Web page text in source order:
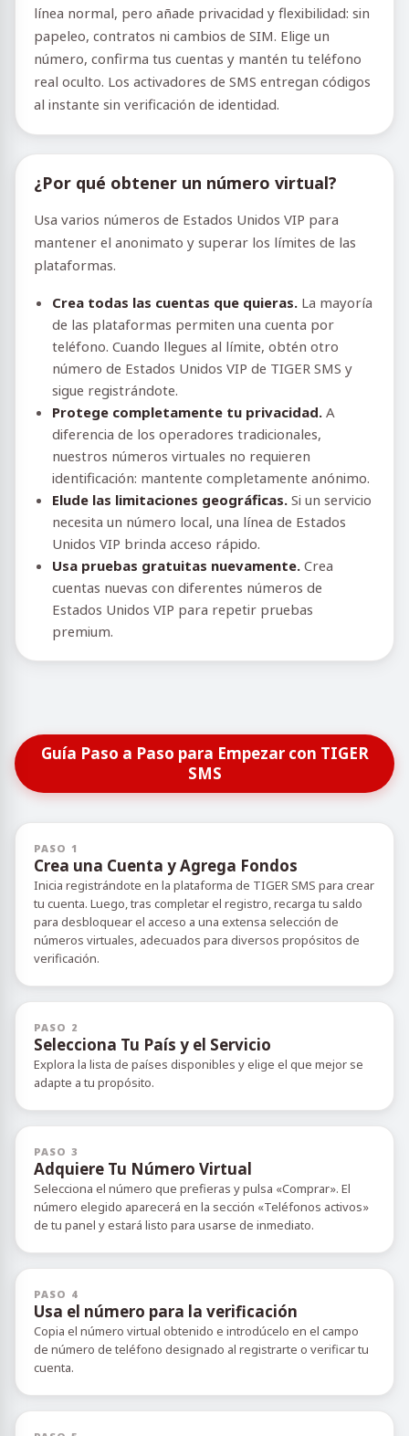
línea normal, pero añade privacidad y flexibilidad: sin
papeleo, contratos ni cambios de SIM. Elige un
número, confirma tus cuentas y mantén tu teléfono
real oculto. Los activadores de SMS entregan códigos
al instante sin verificación de identidad.
¿Por qué obtener un número virtual?
Usa varios números de Estados Unidos VIP para
mantener el anonimato y superar los límites de las
plataformas.
Crea todas las cuentas que quieras. La mayoría
de las plataformas permiten una cuenta por
teléfono. Cuando llegues al límite, obtén otro
número de Estados Unidos VIP de TIGER SMS y
sigue registrándote.
Protege completamente tu privacidad. A
diferencia de los operadores tradicionales,
nuestros números virtuales no requieren
identificación: mantente completamente anónimo.
Elude las limitaciones geográficas. Si un servicio
necesita un número local, una línea de Estados
Unidos VIP brinda acceso rápido.
Usa pruebas gratuitas nuevamente. Crea
cuentas nuevas con diferentes números de
Estados Unidos VIP para repetir pruebas
premium.
Guía Paso a Paso para Empezar con TIGER
SMS
PASO 1
Crea una Cuenta y Agrega Fondos
Inicia registrándote en la plataforma de TIGER SMS para crear
tu cuenta. Luego, tras completar el registro, recarga tu saldo
para desbloquear el acceso a una extensa selección de
números virtuales, adecuados para diversos propósitos de
verificación.
PASO 2
Selecciona Tu País y el Servicio
Explora la lista de países disponibles y elige el que mejor se
adapte a tu propósito.
PASO 3
Adquiere Tu Número Virtual
Selecciona el número que prefieras y pulsa «Comprar». El
número elegido aparecerá en la sección «Teléfonos activos»
de tu panel y estará listo para usarse de inmediato.
PASO 4
Usa el número para la verificación
Copia el número virtual obtenido e introdúcelo en el campo
de número de teléfono designado al registrarte o verificar tu
cuenta.